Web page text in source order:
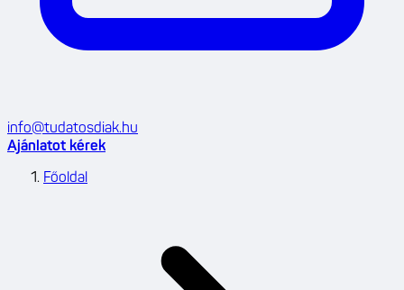
info@tudatosdiak.hu
Ajánlatot kérek
Főoldal